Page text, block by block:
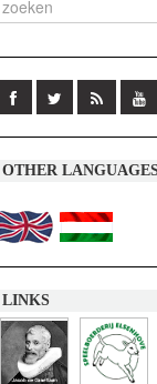
OTHER
LINKS